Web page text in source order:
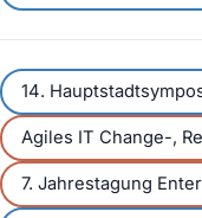
14.
Agiles IT Change-,
7. Jahrestagung